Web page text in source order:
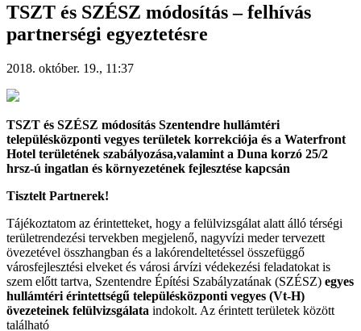
TSZT és SZÉSZ módosítás – felhívás
partnerségi egyeztetésre
2018. október. 19., 11:37
TSZT és SZÉSZ módosítás Szentendre hullámtéri
településközponti vegyes területek korrekciója és a Waterfront
Hotel területének szabályozása,valamint a Duna korzó 25/2
hrsz-ú ingatlan és környezetének fejlesztése kapcsán
Tisztelt Partnerek!
Tájékoztatom az érintetteket, hogy a felülvizsgálat alatt álló térségi
területrendezési tervekben megjelenő, nagyvízi meder tervezett
övezetével összhangban és a lakórendeltetéssel összefüggő
városfejlesztési elveket és városi árvízi védekezési feladatokat is
szem előtt tartva, Szentendre Építési Szabályzatának (SZÉSZ) egyes
hullámtéri érintettségű településközponti vegyes (Vt-H)
övezeteinek felülvizsgálata indokolt. Az érintett területek között
található